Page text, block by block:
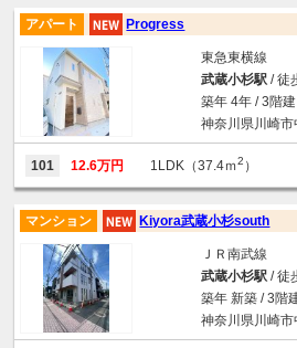
アパート Progress
東急東横線
武蔵小杉駅/ 徒
築年 4年 / 3階建
神奈川県川崎
101 12.6万円 1LDK（37.4ｍ2 ）
マンション Kiyora武蔵小杉south
ＪＲ南武線
武蔵小杉駅/ 徒
築年 新築 / 3階
神奈川県川崎